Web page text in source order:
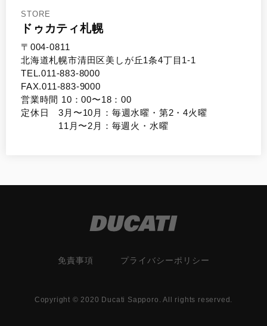
STORE
ドゥカティ札幌
〒004-0811
北海道札幌市清田区美しが丘1条4丁目1-1
TEL.011-883-8000
FAX.011-883-9000
営業時間 10：00〜18：00
定休日 3月〜10月：毎週水曜・第2・4火曜
11月〜2月：毎週火・水曜
免責事項 プライバシーポリシー
Copyright © 2020 Ducati Sapporo. All rights reserved.